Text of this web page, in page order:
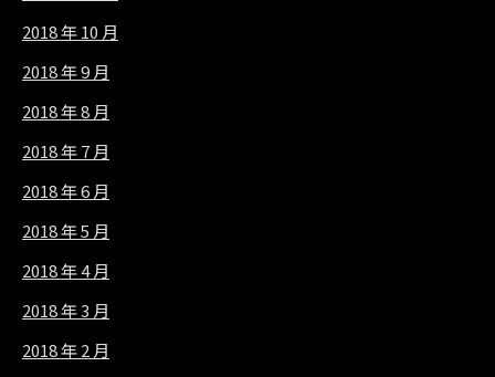
2018 年 10 月
2018 年 9 月
2018 年 8 月
2018 年 7 月
2018 年 6 月
2018 年 5 月
2018 年 4 月
2018 年 3 月
2018 年 2 月